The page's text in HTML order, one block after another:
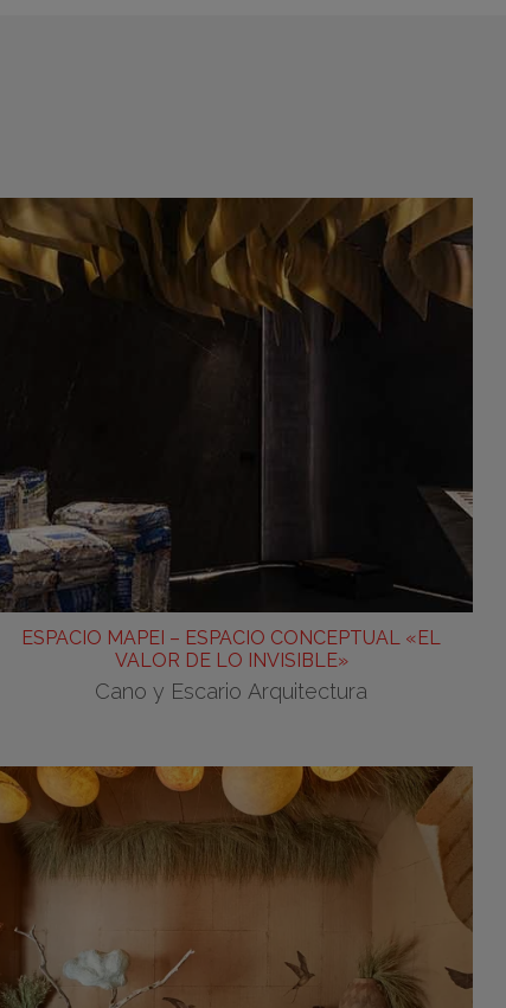
ESPACIO MAPEI – ESPACIO CONCEPTUAL «EL
VALOR DE LO INVISIBLE»
Cano y Escario Arquitectura